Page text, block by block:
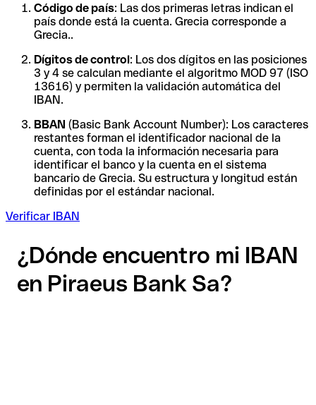
Código de país: Las dos primeras letras indican el
país donde está la cuenta. Grecia corresponde a
Grecia..
Dígitos de control: Los dos dígitos en las posiciones
3 y 4 se calculan mediante el algoritmo MOD 97 (ISO
13616) y permiten la validación automática del
IBAN.
BBAN (Basic Bank Account Number): Los caracteres
restantes forman el identificador nacional de la
cuenta, con toda la información necesaria para
identificar el banco y la cuenta en el sistema
bancario de Grecia. Su estructura y longitud están
definidas por el estándar nacional.
Verificar IBAN
¿Dónde encuentro mi IBAN
en Piraeus Bank Sa?